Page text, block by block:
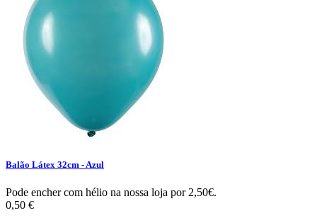
Balão Látex 32cm - Azul
Pode encher com hélio na nossa loja por 2,50€.
0,50 €